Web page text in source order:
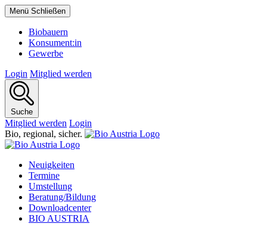
Menü Schließen
Biobauern
Konsument:in
Gewerbe
Login Mitglied werden
Suche
Mitglied werden Login
Bio, regional, sicher.
Neuigkeiten
Termine
Umstellung
Beratung/Bildung
Downloadcenter
BIO AUSTRIA